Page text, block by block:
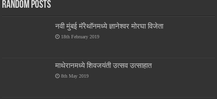
Random Posts
नवी मुंबई मॅरेथॉनमध्ये ज्ञानेश्वर मोरघा विजेता
18th February 2019
माथेरानमध्ये शिवजयंती उत्सव उत्साहात
8th May 2019